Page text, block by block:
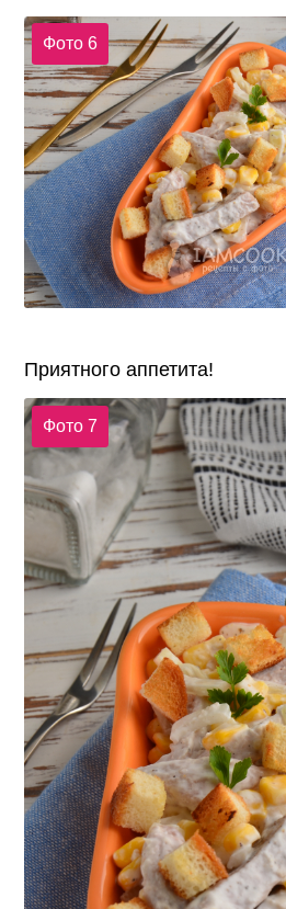
Фото 6
Приятного аппетита!
Фото 7